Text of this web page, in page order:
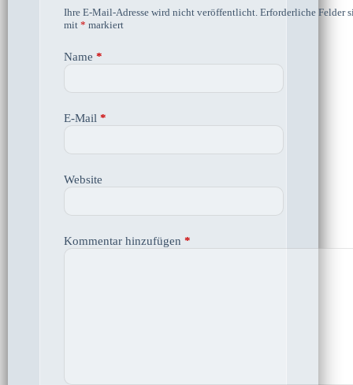
Ihre E-Mail-Adresse wird nicht veröffentlicht. Erforderliche Felder
mit * markiert
Name *
E-Mail *
Website
Kommentar hinzufügen *